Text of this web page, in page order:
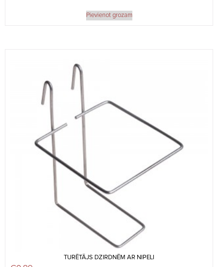
Pievienot grozam
TURĒTĀJS DZIRDNĒM AR NIPELI